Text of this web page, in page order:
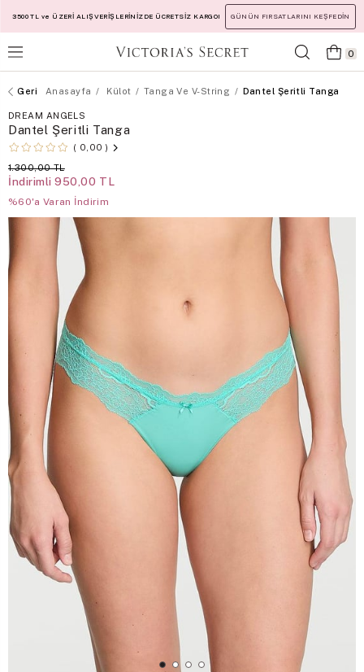
3500 TL ve ÜZERİ ALIŞVERİŞLERİNİZDE ÜCRETSİZ KARGO! GÜNÜN FIRSATLARINI KEŞFEDİN
0
Anasayfa Külot Tanga Ve V-String Dantel Şeritli Tanga
DREAM ANGELS
Dantel Şeritli Tanga
0,00
1.300,00 TL
İndirimli 950,00 TL
%60'a Varan İndirim